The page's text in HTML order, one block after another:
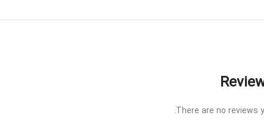
There are no reviews